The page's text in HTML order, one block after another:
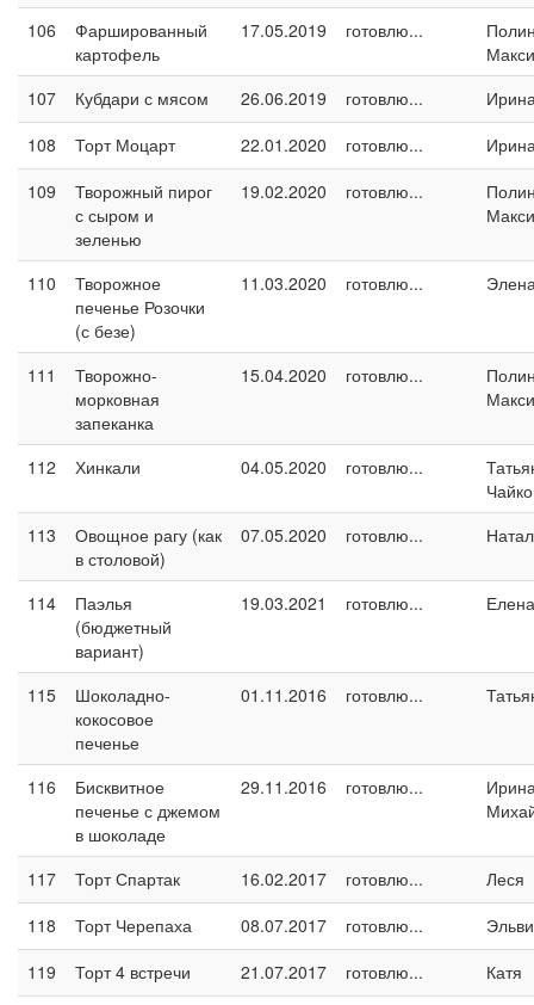
106
Фаршированный
картофель
17.05.2019 готовлю...
107
Кубдари с мясом 26.06.2019 готовлю...
108
Торт Моцарт 22.01.2020 готовлю...
109
Творожный пирог
с сыром и
зеленью
19.02.2020 готовлю...
110
Творожное
печенье Розочки
(с безе)
11.03.2020 готовлю...
111
Творожно-
морковная
запеканка
15.04.2020 готовлю...
112 Хинкали 04.05.2020 готовлю...
113
Овощное рагу (как
в столовой)
07.05.2020 готовлю...
114
Паэлья
(бюджетный
вариант)
19.03.2021 готовлю... Елена
115
Шоколадно-
кокосовое
печенье
01.11.2016 готовлю...
116
Бисквитное
печенье с джемом
в шоколаде
29.11.2016 готовлю...
117 Торт Спартак 16.02.2017 готовлю...
Леся
118
Торт Черепаха 08.07.2017 готовлю...
119
Торт 4 встречи 21.07.2017 готовлю...
Катя